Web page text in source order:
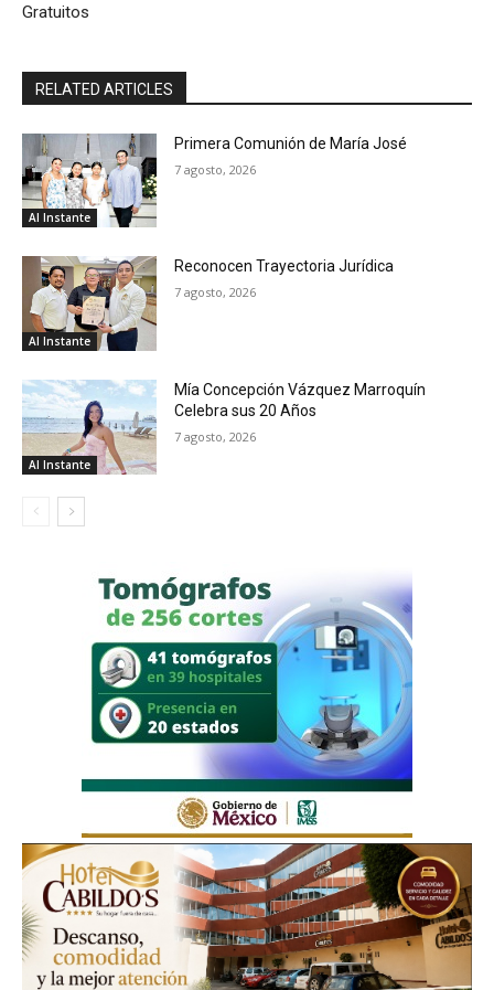
Gratuitos
RELATED ARTICLES
Al Instante
Primera Comunión de María José
7 agosto, 2026
Al Instante
Reconocen Trayectoria Jurídica
7 agosto, 2026
Al Instante
Mía Concepción Vázquez Marroquín
Celebra sus 20 Años
7 agosto, 2026